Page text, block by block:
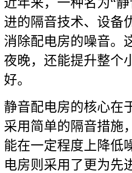
进的隔音技术、设备
消除配电房的噪音。
夜晚，还能提升整个
好。
静音配电房的核心在
采用简单的隔音措施
能在一定程度上降低
电房则采用了更为先